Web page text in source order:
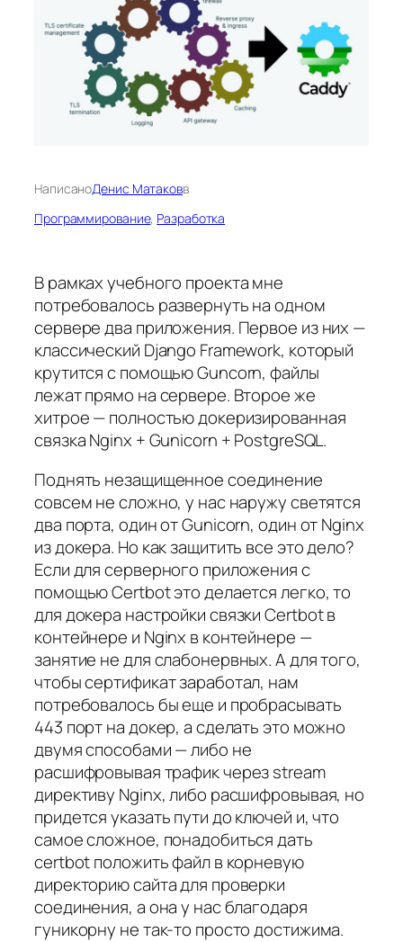
НаписаноДенис Матаковв
Программирование, Разработка
В рамках учебного проекта мне
потребовалось развернуть на одном
сервере два приложения. Первое из них —
классический Django Framework, который
крутится с помощью Guncorn, файлы
лежат прямо на сервере. Второе же
хитрое — полностью докеризированная
связка Nginx + Gunicorn + PostgreSQL.
Поднять незащищенное соединение
совсем не сложно, у нас наружу светятся
два порта, один от Gunicorn, один от Nginx
из докера. Но как защитить все это дело?
Если для серверного приложения с
помощью Certbot это делается легко, то
для докера настройки связки Certbot в
контейнере и Nginx в контейнере —
занятие не для слабонервных. А для того,
чтобы сертификат заработал, нам
потребовалось бы еще и пробрасывать
443 порт на докер, а сделать это можно
двумя способами — либо не
расшифровывая трафик через stream
директиву Nginx, либо расшифровывая, но
придется указать пути до ключей и, что
самое сложное, понадобиться дать
certbot положить файл в корневую
директорию сайта для проверки
соединения, а она у нас благодаря
гуникорну не так-то просто достижима.